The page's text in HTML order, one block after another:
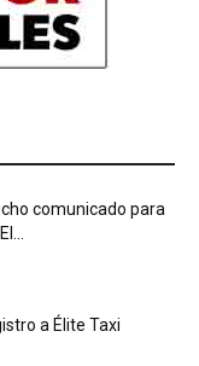
comunicado para
a Élite Taxi